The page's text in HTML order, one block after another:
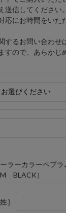
信してください。
にお時間をいた
るお問い合わせ
ので、あらかじ
ラーカラーペプラ
M BLACK）
姓］